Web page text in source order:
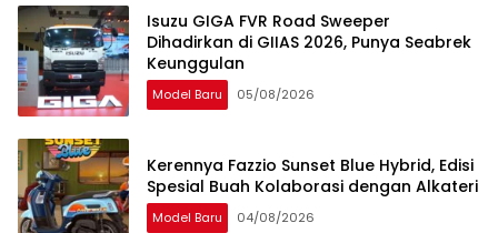
Isuzu GIGA FVR Road Sweeper
Dihadirkan di GIIAS 2026, Punya Seabrek
Keunggulan
Model Baru 05/08/2026
Kerennya Fazzio Sunset Blue Hybrid, Edisi
Spesial Buah Kolaborasi dengan Alkateri
Model Baru 04/08/2026